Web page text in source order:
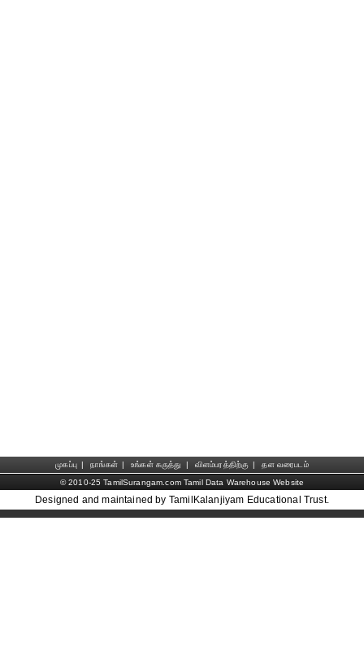
முகப்பு | நாங்கள் | உங்கள் கருத்து | விளம்பரத்திற்கு |
தள வரைபடம்
© 2010-25 TamilSurangam.com Tamil Data Warehouse Website
Designed and maintained by TamilKalanjiyam Educational Trust.